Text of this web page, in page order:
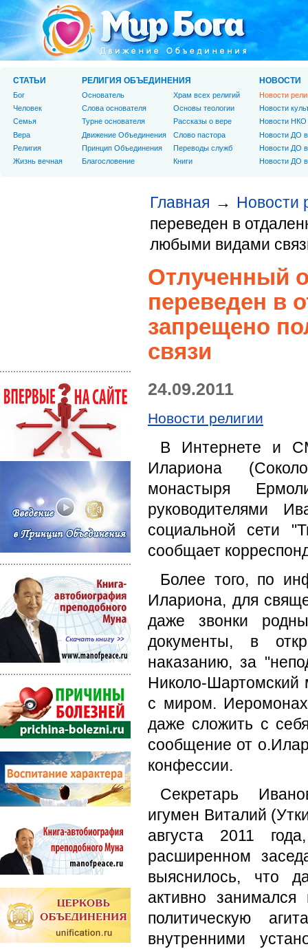
Главная → Новости
переведен в
любыми видами
Отлученный
переведен в
запрещено
связи
24.09.2011
Новости религии
В Интернете и
Илариона
монастыря
руководителями
социальной сети
сообщает
Более того, по
Илариона, для
даже звонки
документы, в
наказанию, за
Николо-Шартомский
с миром.
даже сложить с
сообщение от
конфессии.
Секретарь
игумен Виталий
августа 2011
расширенном
выяснилось, что
активно занимался
политическую
внутренними
СТАТЬИ
Бог
Человек
Cемья
Вера
Религия
Жизнь вечная
РЕЛИГИЯ ОБЪЕДИНЕНИЯ
Основатель
Слова основателя
Турне основателя
Движение Объединения
Принцип Объединения
Благословение
Храм всех религий
Основы теологии
Рассказы о вере
Слово пастора
Переводы служб
Книги
НОВОСТИ
Новости
Новости
Новости НКО
Новости ДО
Новости ДО
Новости ДО